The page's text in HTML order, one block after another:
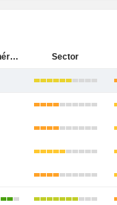
Société Générale Sector